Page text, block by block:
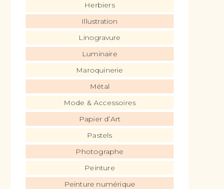
Herbiers
Illustration
Linogravure
Luminaire
Maroquinerie
Métal
Mode & Accessoires
Papier d’Art
Pastels
Photographe
Peinture
Peinture numérique